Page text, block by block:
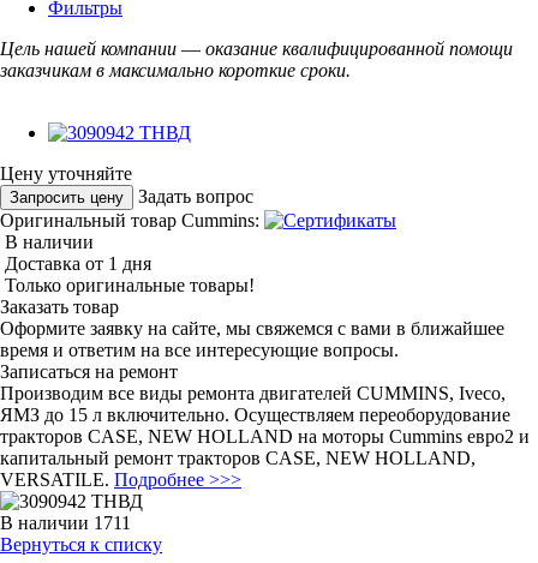
Фильтры
Цель нашей компании — оказание квалифицированной помощи
заказчикам в максимально короткие сроки.
Цену уточняйте
Запросить цену
Задать вопрос
Оригинальный товар Cummins:
В наличии
Доставка от 1 дня
Только оригинальные товары!
Заказать товар
Оформите заявку на сайте, мы свяжемся с вами в ближайшее
время и ответим на все интересующие вопросы.
Записаться на ремонт
Производим все виды ремонта двигателей CUMMINS, Iveco,
ЯМЗ до 15 л включительно. Осуществляем переоборудование
тракторов CASE, NEW HOLLAND на моторы Cummins евро2 и
капитальный ремонт тракторов CASE, NEW HOLLAND,
VERSATILE. Подробнее >>>
В наличии 1711
Вернуться к списку